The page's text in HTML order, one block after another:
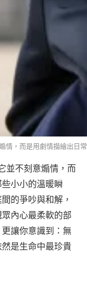
情，而是用劇情描繪出
並不刻意煽情，而
小小的溫暖瞬
的爭吵與和解，
內心最柔軟的部
讓你意識到：無
是生命中最珍貴